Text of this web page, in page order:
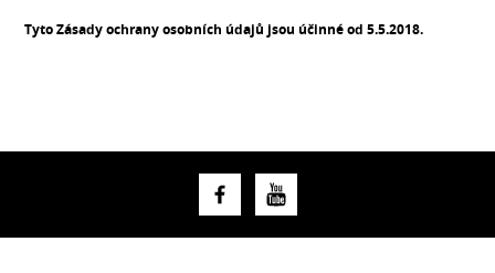
Tyto Zásady ochrany osobních údajů jsou účinné od 5.5.2018.